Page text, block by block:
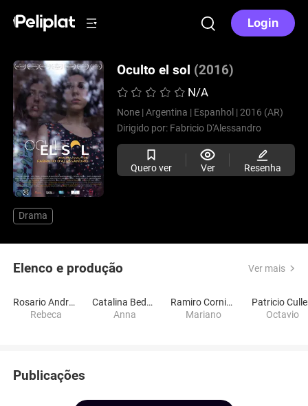
Login
Oculto el sol (2016)
N/A
None | Argentina | Espanhol | 2016 (AR)
Dirigido por: Fabricio D'Alessandro
Quero ver Ver Resenha
Drama
Elenco e produção Ver mais
Rosario Andrea
Rebeca
Catalina Bedacarratz
Anna
Ramiro Cornidez
Mariano
Patricio
Octavio
Publicações